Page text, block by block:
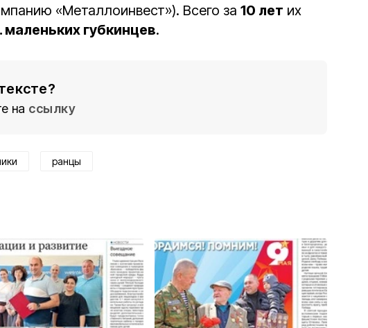
«Металлоинвест»). Всего за 10 лет их
маленьких губкинцев.
на ссылку
ранцы